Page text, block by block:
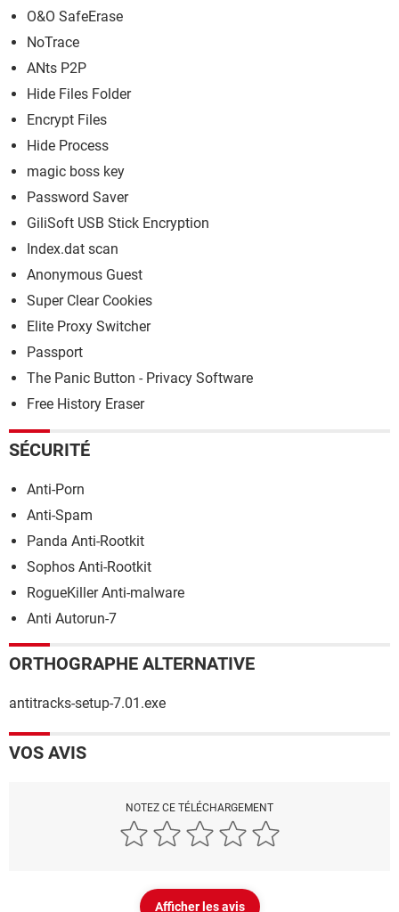
O&O SafeErase
NoTrace
ANts P2P
Hide Files Folder
Encrypt Files
Hide Process
magic boss key
Password Saver
GiliSoft USB Stick Encryption
Index.dat scan
Anonymous Guest
Super Clear Cookies
Elite Proxy Switcher
Passport
The Panic Button - Privacy Software
Free History Eraser
SÉCURITÉ
Anti-Porn
Anti-Spam
Panda Anti-Rootkit
Sophos Anti-Rootkit
RogueKiller Anti-malware
Anti Autorun-7
ORTHOGRAPHE ALTERNATIVE
antitracks-setup-7.01.exe
VOS AVIS
NOTEZ CE TÉLÉCHARGEMENT
Afficher les avis